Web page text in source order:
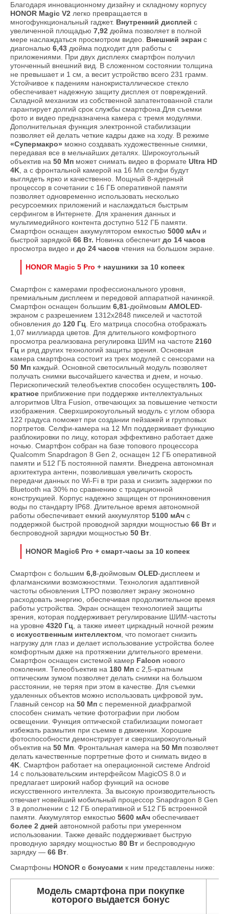
Благодаря инновационному дизайну и складному корпусу
HONOR Magic V2 легко превращается в
многофункциональный гаджет. Внутренний дисплей с
увеличенной площадью 7,92 дюйма позволяет в полной
мере наслаждаться просмотром видео. Внешний экран с
диагональю 6,43 дюйма подходит для работы с
приложениями. При двух дисплеях смартфон получил
утонченный внешний вид. В сложенном состоянии толщина
не превышает и 1 см, а весит устройство всего 231 грамм.
Устойчивое к падениям нанокристаллическое стекло
обеспечивает надежную защиту дисплея от повреждений.
Складной механизм из собственной запатентованной стали
гарантирует долгий срок службы смартфона.Для съемки
фото и видео предназначена камера с тремя модулями.
Дополнительная функция электронной стабилизации
позволяет ей делать четкие кадры даже на ходу. В режиме
«Супермакро» можно создавать художественные снимки,
передавая все в мельчайших деталях. Широкоугольный
объектив на 50 Мп может снимать видео в формате Ultra HD
4K, а с фронтальной камерой на 16 Мп селфи будут
выглядеть ярко и качественно. Мощный 8-ядерный
процессор в сочетании с 16 ГБ оперативной памяти
позволяет одновременно использовать несколько
ресурсоемких приложений и наслаждаться быстрым
серфингом в Интернете. Для хранения данных и
мультимедийного контента доступно 512 ГБ памяти.
Смартфон оснащен аккумулятором емкостью 5000 мАч и
быстрой зарядкой 66 Вт. Новинка обеспечитдо 14 часов
просмотра видео и до 24 часов чтения на большом экране.
HONOR Magic 5 Pro + наушники за 10 копеек
Смартфон с камерами профессионального уровня,
премиальным дисплеем и передовой аппаратной начинкой.
Смартфон оснащен большим 6,81-дюймовым AMOLED-
экраном с разрешением 1312x2848 пикселей и частотой
обновления до 120 Гц. Его матрица способна отображать
1,07 миллиарда цветов. Для длительного комфортного
просмотра реализована регулировка ШИМ на частоте 2160
Гц и ряд других технологий защиты зрения. Основная
камера смартфона состоит из трех модулей с сенсорами на
50 Мп каждый. Основной светосильный модуль позволяет
получать снимки высочайшего качества и днем, и ночью.
Перископический телеобъектив способен осуществлять 100-
кратное приближение при поддержке интеллектуальных
алгоритмов Ultra Fusion, отвечающих за повышение четкости
изображения. Сверхширокоугольный модуль с углом обзора
122 градуса поможет при создании пейзажей и групповых
портретов. Селфи-камера на 12 Мп поддерживает функцию
разблокировки по лицу, которая эффективно работает даже
ночью. Смартфон собран на базе топового процессора
Qualcomm Snapdragon 8 Gen 2, оснащен 12 ГБ оперативной
памяти и 512 ГБ постоянной памяти. Внедрена автономная
архитектура антенн, позволившая увеличить скорость
передачи данных по Wi-Fi в три раза и снизить задержки по
Bluetooth на 30% по сравнению с традиционной
конструкцией. Корпус надежно защищен от проникновения
воды по стандарту IP68. Длительное время автономной
работы обеспечивает емкий аккумулятор 5100 мАч с
поддержкой быстрой проводной зарядки мощностью 66 Вт и
беспроводной зарядки мощностью 50 Вт.
HONOR Magic6 Pro + смарт-часы за 10 копеек
Смартфон с большим 6,8-дюймовым OLED-дисплеем и
флагманскими возможностями. Технология адаптивной
частоты обновления LTPO позволяет экрану экономно
расходовать энергию, обеспечивая продолжительное время
работы устройства. Экран оснащен технологией защиты
зрения, которая поддерживает регулирование ШИМ-частоты
на уровне 4320 Гц, а также имеет циркадный ночной режим
с искусственным интеллектом, что помогает снизить
нагрузку для глаз и делает использование устройства более
комфортным даже на протяжении длительного времени.
Смартфон оснащен системой камер Falcon нового
поколения. Телеобъектив на 180 Мп с 2,5-кратным
оптическим зумом позволяет делать снимки на большом
расстоянии, не теряя при этом в качестве. Для съемки
удаленных объектов можно использовать цифровой зум.
Главный сенсор на 50 Мп с переменной диафрагмой
способен снимать четкие фотографии при любом
освещении. Функция оптической стабилизации помогает
избежать размытия при съемке в движении. Хорошие
фотоспособности демонстрирует и сверхширокоугольный
объектив на 50 Мп. Фронтальная камера на 50 Мп позволяет
делать качественные портретные фото и снимать видео в
4K. Смартфон работает на операционной системе Android
14 с пользовательским интерфейсом MagicOS 8.0 и
предлагает широкий набор функций на основе
искусственного интеллекта. За высокую производительность
отвечает новейший мобильный процессор Snapdragon 8 Gen
3 в дополнении с 12 ГБ оперативной и 512 ГБ встроенной
памяти. Аккумулятор емкостью 5600 мАч обеспечивает
более 2 дней автономной работы при умеренном
использовании. Также девайс поддерживает быструю
проводную зарядку мощностью 80 Вт и беспроводную
зарядку — 66 Вт.
Смартфоны HONOR с бонусами к ним представлены ниже:
Модель смартфона при покупке
которого выдается бонус